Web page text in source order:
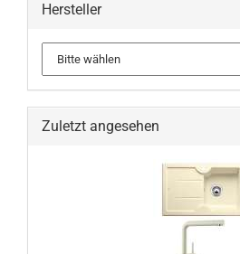
Hersteller
Zuletzt angesehen